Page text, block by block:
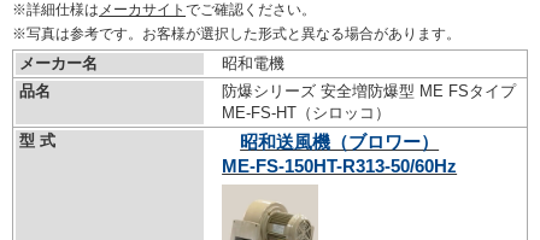
※詳細仕様は メーカサイト でご確認ください。
※写真は参考です。お客様が選択した形式と異なる場合があります。
メーカー名
昭和電機
品名
防爆シリーズ 安全増防爆型 ME FSタイプ
ME-FS-HT（シロッコ）
型 式
昭和送風機（ブロワー）
ME-FS-150HT-R313-50/60Hz